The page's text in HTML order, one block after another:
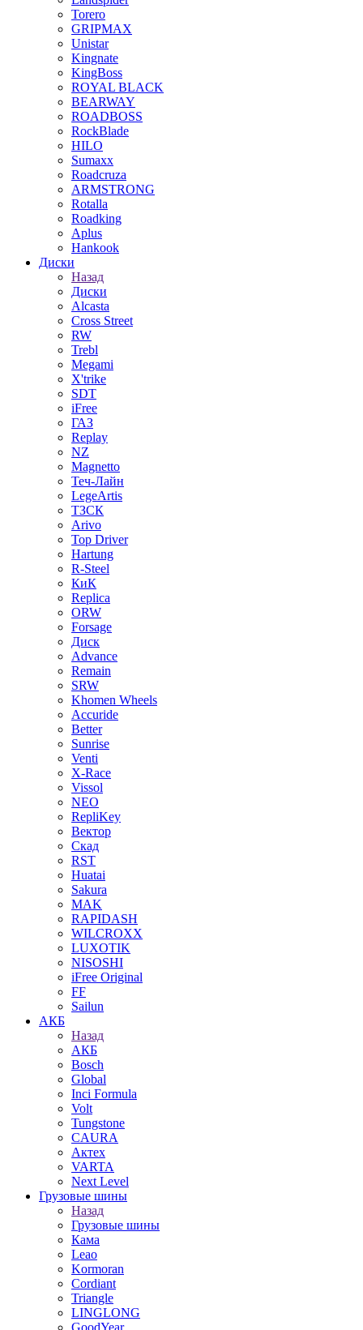
Torero
GRIPMAX
Unistar
Kingnate
KingBoss
ROYAL BLACK
BEARWAY
ROADBOSS
RockBlade
HILO
Sumaxx
Roadcruza
ARMSTRONG
Rotalla
Roadking
Aplus
Hankook
Диски
Назад
Диски
Alcasta
Cross Street
RW
Trebl
Megami
X'trike
SDT
iFree
ГАЗ
Replay
NZ
Magnetto
Теч-Лайн
LegeArtis
ТЗСК
Arivo
Top Driver
Hartung
R-Steel
КиК
Replica
ORW
Forsage
Диск
Advance
Remain
SRW
Khomen Wheels
Accuride
Better
Sunrise
Venti
X-Race
Vissol
NEO
RepliKey
Вектор
Скад
RST
Huatai
Sakura
MAK
RAPIDASH
WILCROXX
LUXOTIK
NISOSHI
iFree Original
FF
Sailun
АКБ
Назад
АКБ
Bosch
Global
Inci Formula
Volt
Tungstone
CAURA
Актех
VARTA
Next Level
Грузовые шины
Назад
Грузовые шины
Кама
Leao
Kormoran
Cordiant
Triangle
LINGLONG
GoodYear